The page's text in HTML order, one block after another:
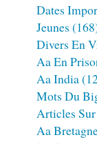
Dates
Jeunes
Divers En
Aa En
Aa India
Mots Du
Articles
Aa